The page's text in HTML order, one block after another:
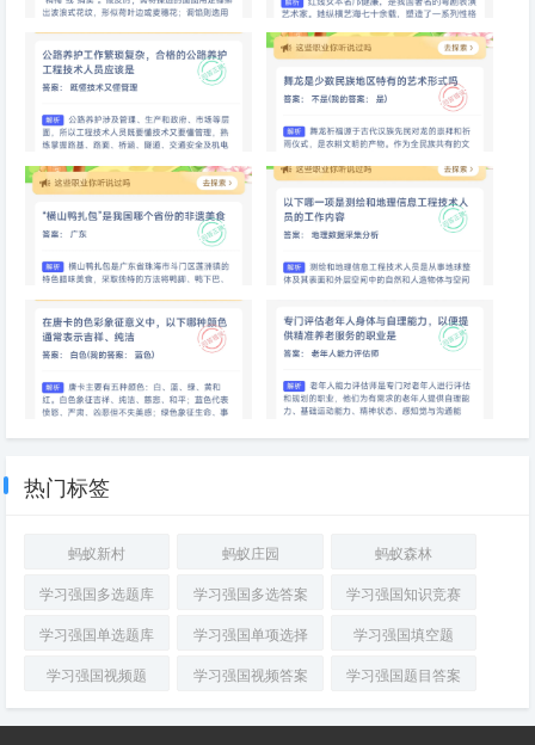
“稍梅好吃难和面，皮薄包馅打
花难”说的是哪种非遗技艺
红线女是我国哪个剧种的表演艺
术家
公路养护工作繁琐复杂，合格的
公路养护工程技术人员应该是
舞龙是少数民族地区特有的艺术
形式吗
“横山鸭扎包”是我国哪个省份的
非遗美食
程技术人员的工作内容
热门标签
蚂蚁新村 蚂蚁庄园
蚂蚁森林
学习强国多选题库
学习强国多选答案
学习强国知识竞赛
学习强国单选题库
学习强国单项选择
学习强国填空题
学习强国视频题
学习强国视频答案 学习强国题目答案